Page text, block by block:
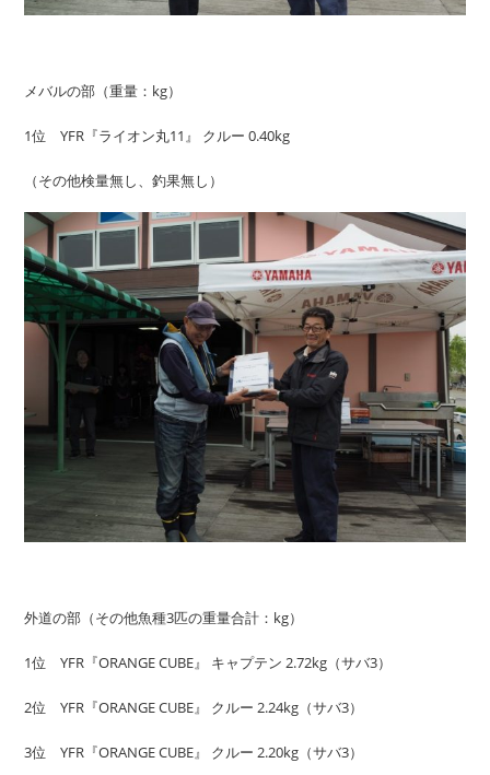
メバルの部（重量：kg）
1位 YFR『ライオン丸11』 クルー 0.40kg
（その他検量無し、釣果無し）
外道の部（その他魚種3匹の重量合計：kg）
1位 YFR『ORANGE CUBE』 キャプテン 2.72kg（サバ3）
2位 YFR『ORANGE CUBE』 クルー 2.24kg（サバ3）
3位 YFR『ORANGE CUBE』 クルー 2.20kg（サバ3）